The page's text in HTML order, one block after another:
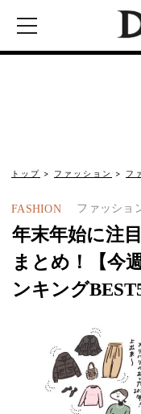
トップ ファッション フ
FASHION ファッショ
年末年始に注
まとめ！【今
ンキングBEST5